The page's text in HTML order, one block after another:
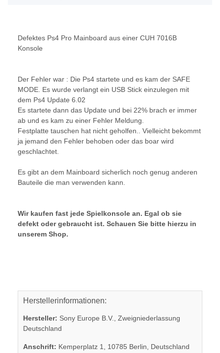
Defektes Ps4 Pro Mainboard aus einer CUH 7016B
Konsole
Der Fehler war : Die Ps4 startete und es kam der SAFE
MODE. Es wurde verlangt ein USB Stick einzulegen mit
dem Ps4 Update 6.02
Es startete dann das Update und bei 22% brach er immer
ab und es kam zu einer Fehler Meldung.
Festplatte tauschen hat nicht geholfen.. Vielleicht bekommt
ja jemand den Fehler behoben oder das boar wird
geschlachtet.
Es gibt an dem Mainboard sicherlich noch genug anderen
Bauteile die man verwenden kann.
Wir kaufen fast jede Spielkonsole an. Egal ob sie
defekt oder gebraucht ist. Schauen Sie bitte hierzu in
unserem Shop.
Herstellerinformationen:
Hersteller: Sony Europe B.V., Zweigniederlassung
Deutschland
Anschrift: Kemperplatz 1, 10785 Berlin, Deutschland